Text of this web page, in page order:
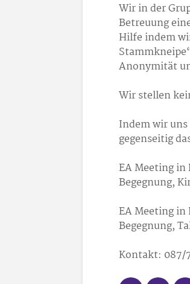
Wir in der
Betreuung
Hilfe indem
Anonymität
Wir stellen
Indem wir uns
gegenseitig
EA Meeting in
Begegnung,
EA Meeting in
Begegnung,
Kontakt: 087/